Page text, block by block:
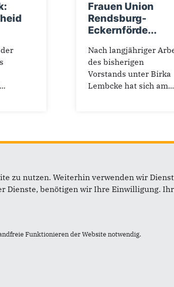
Frauen Union
Rendsburg-
Eckernförde...
Nach langjähriger
des bisherigen
Vorstands unter Birka
Lembcke hat sich am...
zu nutzen. Weiterhin verwenden wir
Dienste, benötigen wir Ihre Einwilligung.
Funktionieren der Website notwendig.